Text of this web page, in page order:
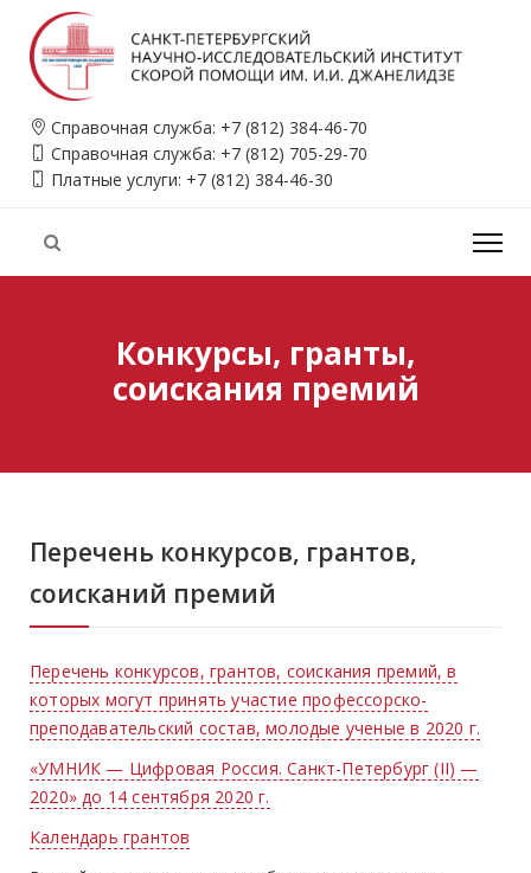
Справочная служба: +7 (812) 384-46-70
Справочная служба: +7 (812) 705-29-70
Платные услуги: +7 (812) 384-46-30
Конкурсы, гранты,
соискания премий
Перечень конкурсов, грантов,
соисканий премий
Перечень конкурсов, грантов, соискания премий, в
которых могут принять участие профессорско-
преподавательский состав, молодые ученые в 2020 г.
«УМНИК — Цифровая Россия. Санкт-Петербург (II) —
2020» до 14 сентября 2020 г.
Календарь грантов